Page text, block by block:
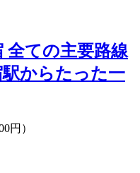
全ての主要路線
からたった一
円）